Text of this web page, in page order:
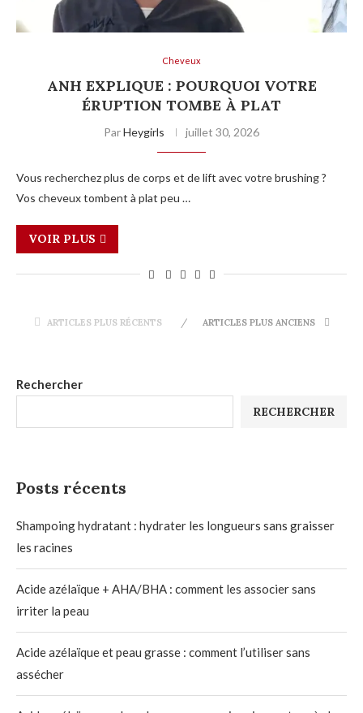
Cheveux
ANH EXPLIQUE : POURQUOI VOTRE
ÉRUPTION TOMBE À PLAT
ParHeygirls juillet 30, 2026
Vous recherchez plus de corps et de lift avec votre brushing ?
Vos cheveux tombent à plat peu …
VOIR PLUS
ARTICLES PLUS RÉCENTS ARTICLES PLUS ANCIENS
Rechercher
RECHERCHER
Posts récents
Shampoing hydratant : hydrater les longueurs sans graisser
les racines
Acide azélaïque + AHA/BHA : comment les associer sans
irriter la peau
Acide azélaïque et peau grasse : comment l’utiliser sans
assécher